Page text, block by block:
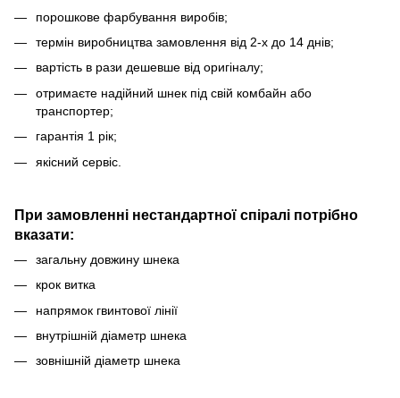
порошкове фарбування виробів;
термін виробництва замовлення від 2-х до 14 днів;
вартість в рази дешевше від оригіналу;
отримаєте надійний шнек під свій комбайн або
транспортер;
гарантія 1 рік;
якісний сервіс.
При замовленні нестандартної спіралі потрібно
вказати:
загальну довжину шнека
крок витка
напрямок гвинтової лінії
внутрішній діаметр шнека
зовнішній діаметр шнека